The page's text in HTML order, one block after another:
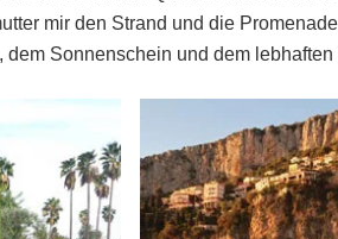
mir den Strand und die
Sonnenschein und dem